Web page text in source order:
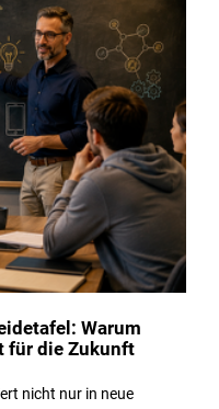
Warum
für die Zukunft
nicht nur in neue